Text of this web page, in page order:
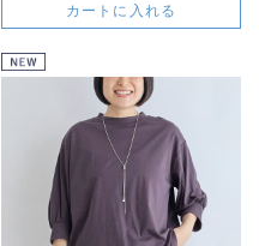
カートに入れる